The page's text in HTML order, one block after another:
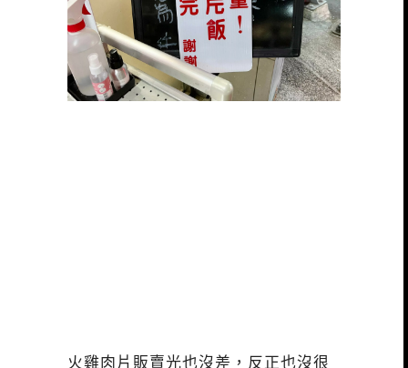
火雞肉片販賣光也沒差，反正也沒很